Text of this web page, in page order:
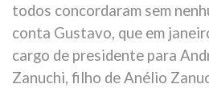
todos concordaram sem
conta Gustavo, que em
cargo de presidente para
Zanuchi, filho de Anélio